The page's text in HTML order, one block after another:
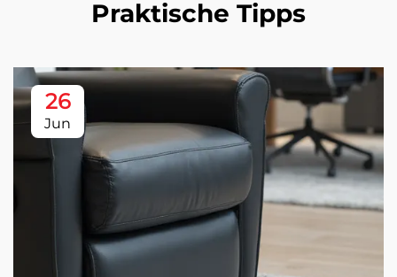
Praktische Tipps
26
Jun